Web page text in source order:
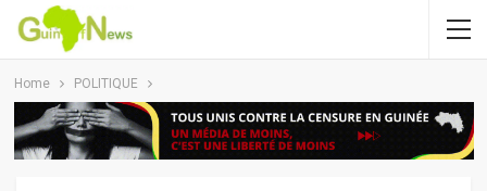
Home POLITIQUE